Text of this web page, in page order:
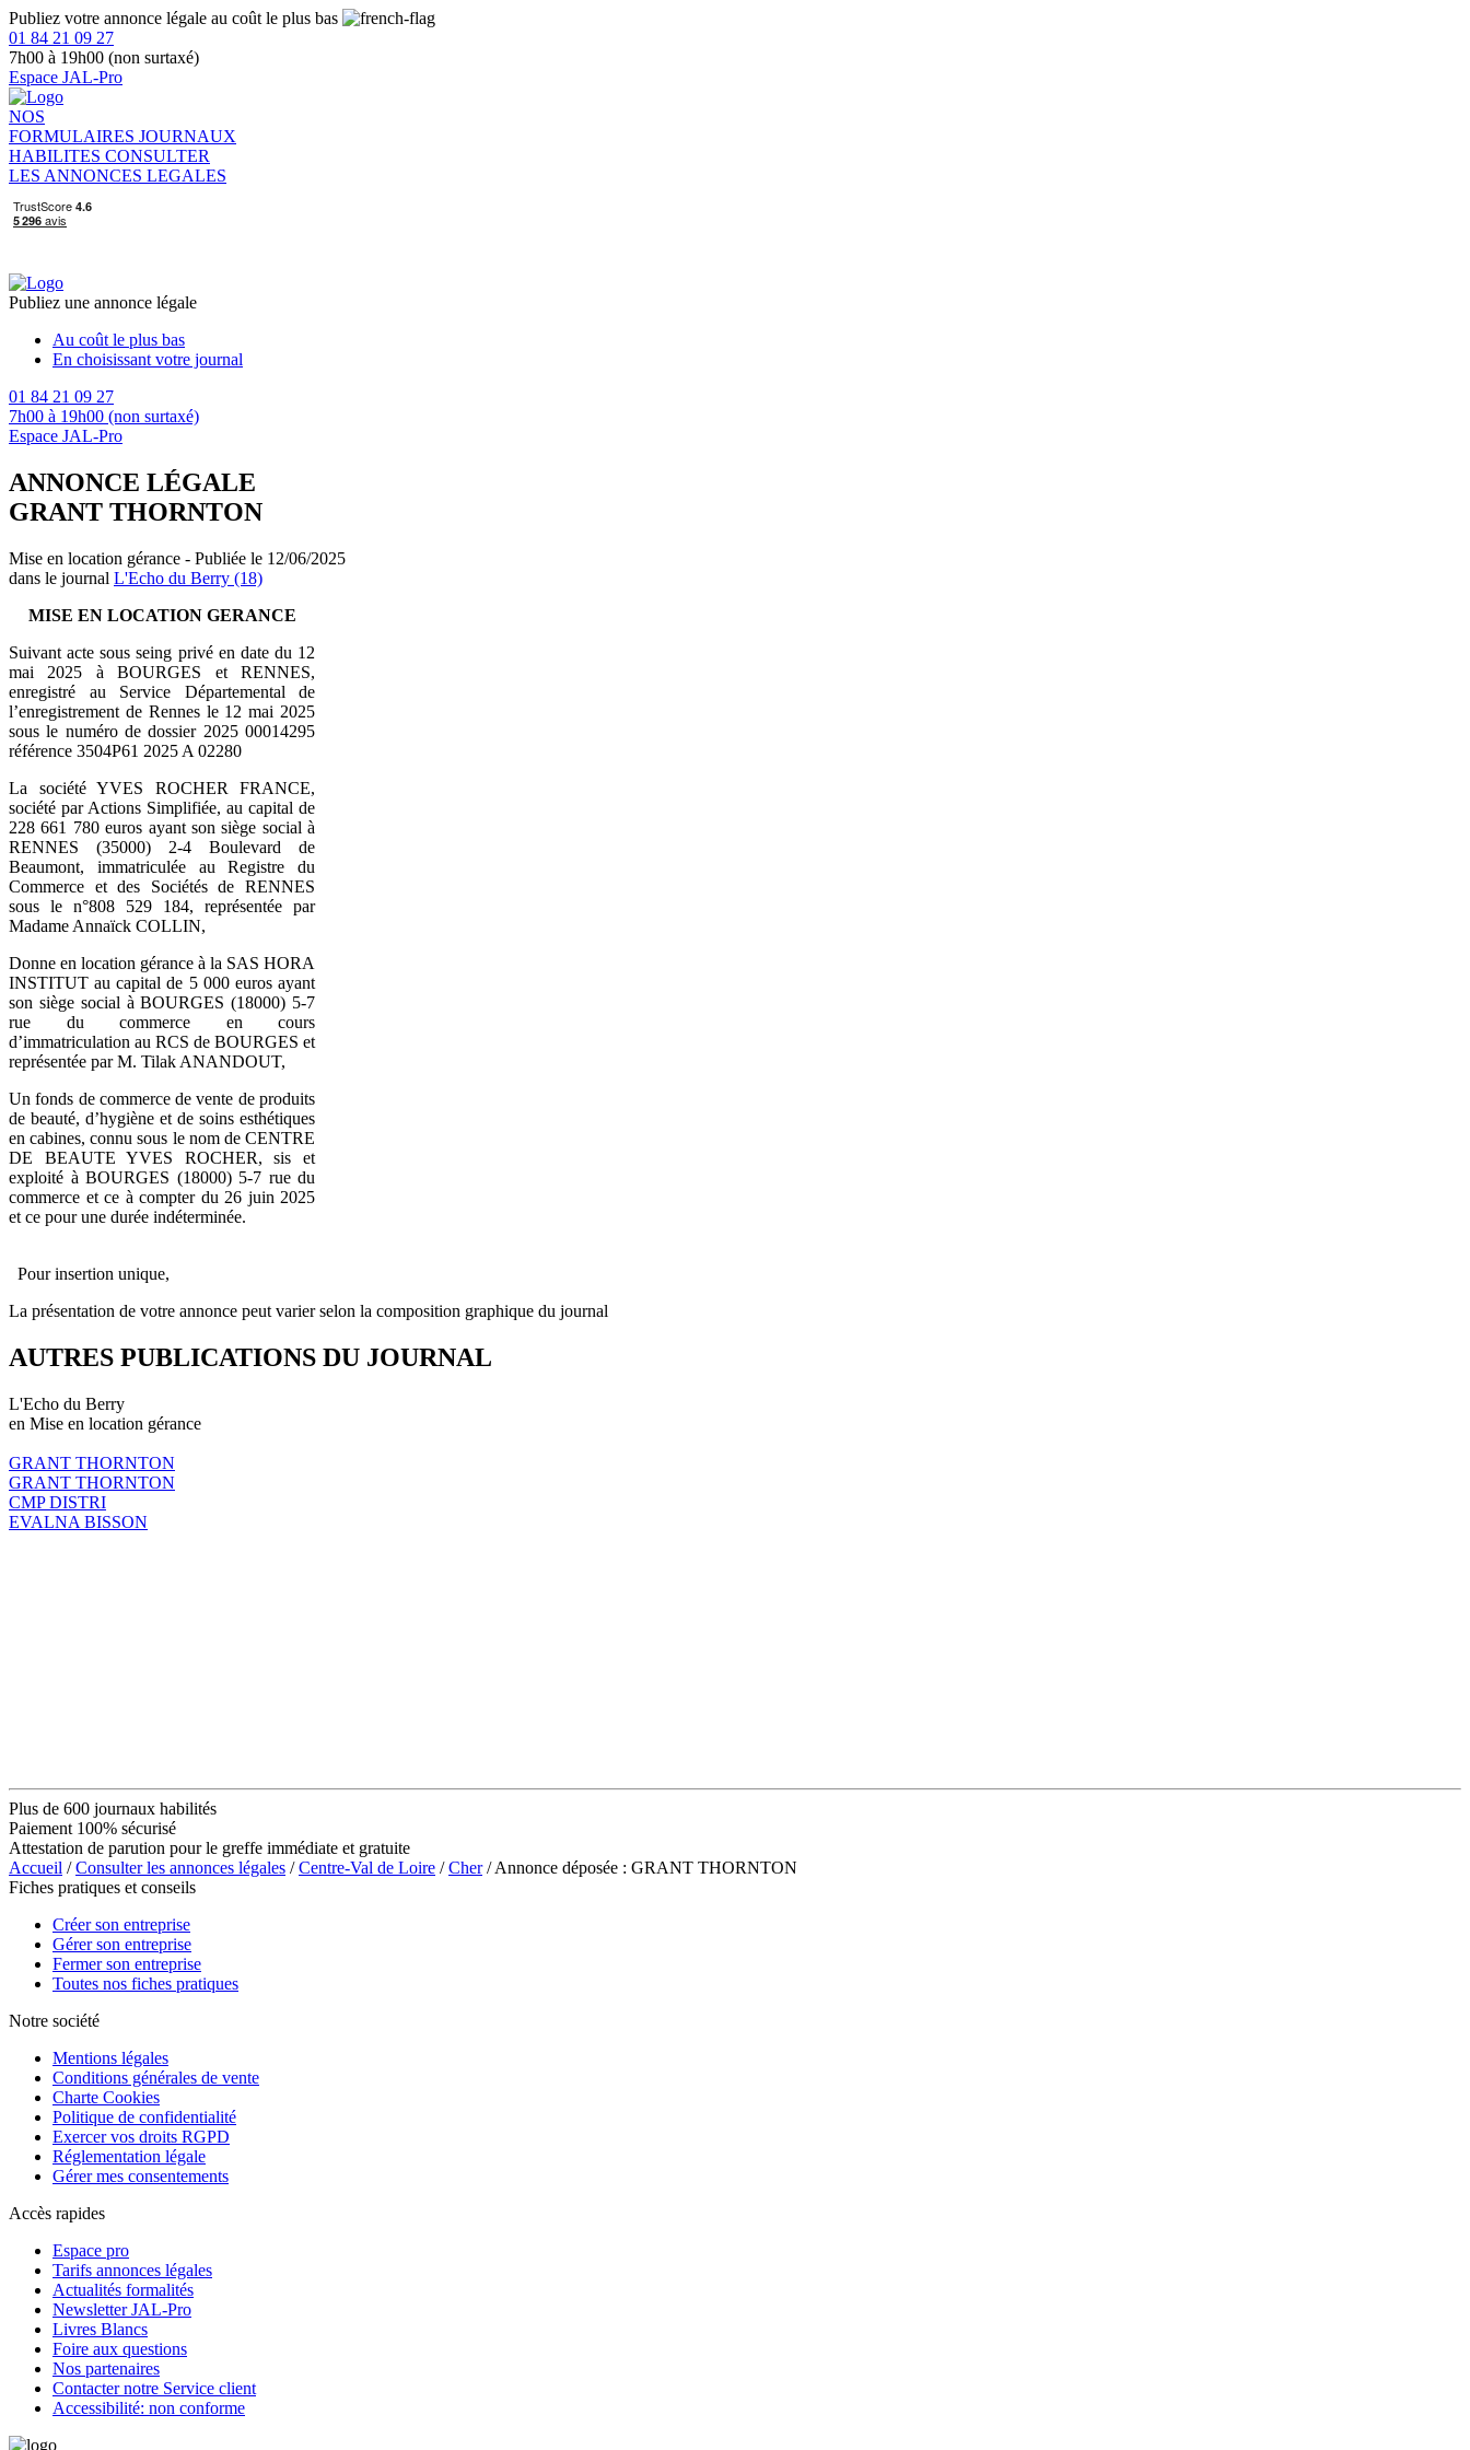
Publiez votre annonce légale au coût le plus bas
01 84 21 09 27
7h00 à 19h00 (non surtaxé)
Espace JAL-Pro
NOS
FORMULAIRES JOURNAUX
HABILITES CONSULTER
LES ANNONCES LEGALES
Publiez une annonce légale
Au coût le plus bas
En choisissant votre journal
01 84 21 09 27
7h00 à 19h00 (non surtaxé)
Espace JAL-Pro
ANNONCE LÉGALE
GRANT THORNTON
Mise en location gérance - Publiée le 12/06/2025
dans le journal L'Echo du Berry (18)
MISE EN LOCATION GERANCE
Suivant acte sous seing privé en date du 12
mai 2025 à BOURGES et RENNES,
enregistré au Service Départemental de
l’enregistrement de Rennes le 12 mai 2025
sous le numéro de dossier 2025 00014295
référence 3504P61 2025 A 02280
La société YVES ROCHER FRANCE,
société par Actions Simplifiée, au capital de
228 661 780 euros ayant son siège social à
RENNES (35000) 2-4 Boulevard de
Beaumont, immatriculée au Registre du
Commerce et des Sociétés de RENNES
sous le n°808 529 184, représentée par
Madame Annaïck COLLIN,
Donne en location gérance à la SAS HORA
INSTITUT au capital de 5 000 euros ayant
son siège social à BOURGES (18000) 5-7
rue du commerce en cours
d’immatriculation au RCS de BOURGES et
représentée par M. Tilak ANANDOUT,
Un fonds de commerce de vente de produits
de beauté, d’hygiène et de soins esthétiques
en cabines, connu sous le nom de CENTRE
DE BEAUTE YVES ROCHER, sis et
exploité à BOURGES (18000) 5-7 rue du
commerce et ce à compter du 26 juin 2025
et ce pour une durée indéterminée.
Pour insertion unique,
La présentation de votre annonce peut varier selon la composition graphique du journal
AUTRES PUBLICATIONS DU JOURNAL
L'Echo du Berry
en Mise en location gérance
GRANT THORNTON
GRANT THORNTON
CMP DISTRI
EVALNA BISSON
Plus de 600 journaux habilités
Paiement 100% sécurisé
Attestation de parution pour le greffe immédiate et gratuite
Accueil /Consulter les annonces légales /Centre-Val de Loire /Cher/ Annonce déposée : GRANT THORNTON
Fiches pratiques et conseils
Créer son entreprise
Gérer son entreprise
Fermer son entreprise
Toutes nos fiches pratiques
Notre société
Mentions légales
Conditions générales de vente
Charte Cookies
Politique de confidentialité
Exercer vos droits RGPD
Réglementation légale
Gérer mes consentements
Accès rapides
Espace pro
Tarifs annonces légales
Actualités formalités
Newsletter JAL-Pro
Livres Blancs
Foire aux questions
Nos partenaires
Contacter notre Service client
Accessibilité: non conforme